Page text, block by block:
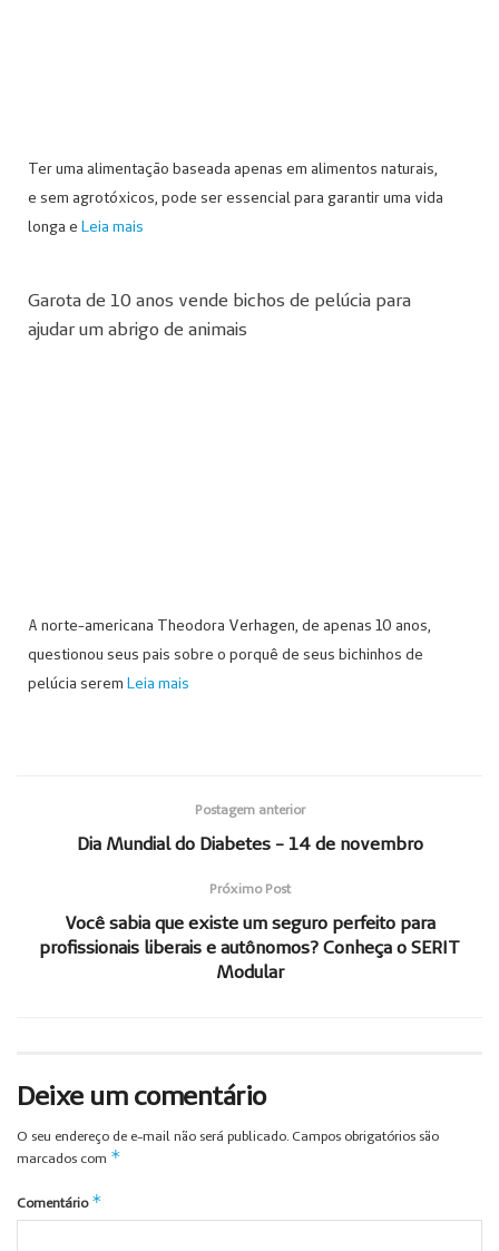
Ter uma alimentação baseada apenas em alimentos naturais,
e sem agrotóxicos, pode ser essencial para garantir uma vida
longa e Leia mais
Garota de 10 anos vende bichos de pelúcia para
ajudar um abrigo de animais
A norte-americana Theodora Verhagen, de apenas 10 anos,
questionou seus pais sobre o porquê de seus bichinhos de
pelúcia serem Leia mais
Postagem anterior
Dia Mundial do Diabetes - 14 de novembro
Próximo Post
Você sabia que existe um seguro perfeito para
profissionais liberais e autônomos? Conheça o SERIT
Modular
Deixe um comentário
O seu endereço de e-mail não será publicado. Campos obrigatórios são
marcados com *
Comentário *